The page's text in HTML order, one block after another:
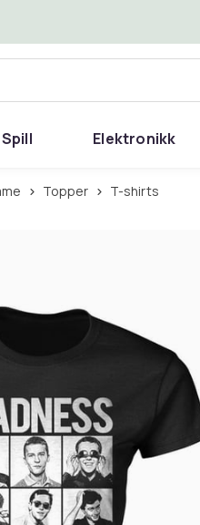
Spill Elektronikk
Topper T-shirts